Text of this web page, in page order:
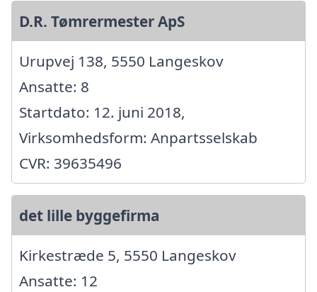
D.R. Tømrermester ApS
Urupvej 138, 5550 Langeskov
Ansatte: 8
Startdato: 12. juni 2018,
Virksomhedsform: Anpartsselskab
CVR: 39635496
det lille byggefirma
Kirkestræde 5, 5550 Langeskov
Ansatte: 12